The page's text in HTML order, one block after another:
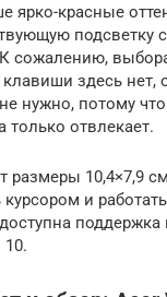
ярко-красные
подсветку
сожалению,
здесь нет,
нужно, потому
только отвлекает.
размеры 10,4×7,9
и
поддержка
10.